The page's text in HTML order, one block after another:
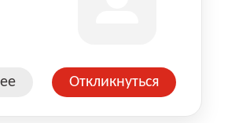
Откликнуться